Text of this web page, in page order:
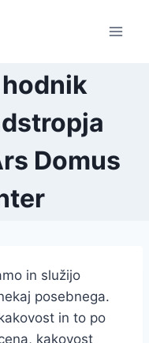
Domus
in služijo
posebnega.
in to po
kakovost